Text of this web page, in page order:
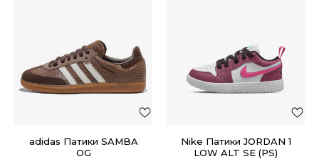
adidas Патики SAMBA
OG
Nike Патики JORDAN 1
LOW ALT SE (PS)